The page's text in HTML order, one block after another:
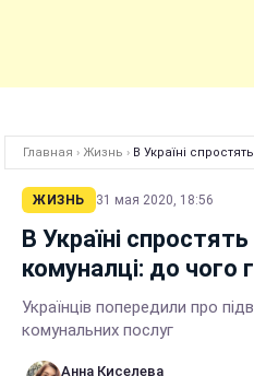
Главная › Жизнь › В Україні
ЖИЗНЬ 31 мая 2020, 18:56
В Україні
комуналці: до чого
Українців попередили про
комунальних послуг
Анна Киселева